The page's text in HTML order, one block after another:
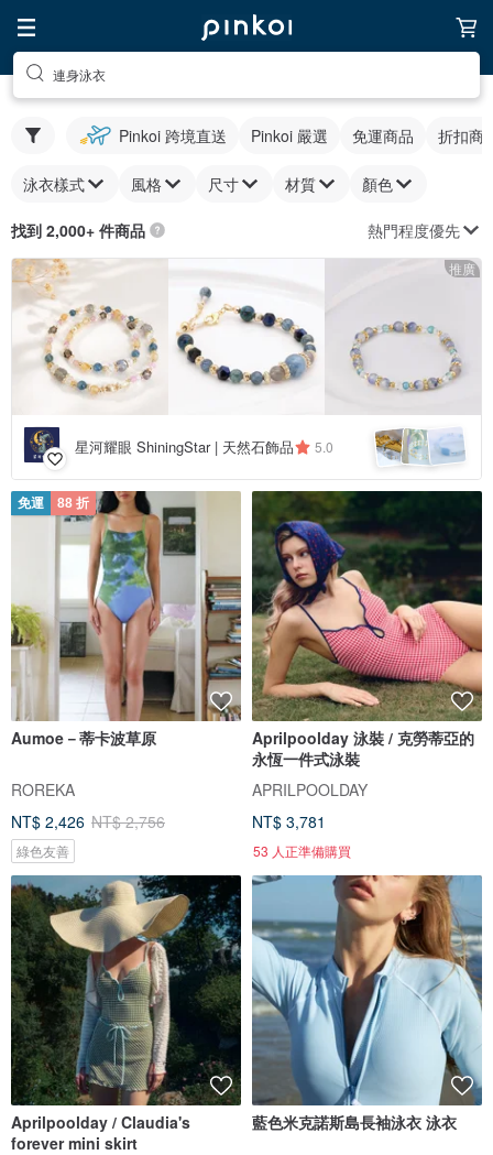
連身泳衣
Pinkoi 跨境直送 Pinkoi 嚴選 免運商品 折扣商
泳衣樣式 風格 尺寸 材質 顏色
找到 2,000+ 件商品 熱門程度優先
推廣
星河耀眼 ShiningStar | 天然石飾品 5.0
免運 88 折
Aumoe－蒂卡波草原
ROREKA
NT$ 2,426 NT$ 2,756
綠色友善
Aprilpoolday 泳裝 / 克勞蒂亞的
永恆一件式泳裝
APRILPOOLDAY
NT$ 3,781
53 人正準備購買
Aprilpoolday / Claudia's
forever mini skirt
藍色米克諾斯島長袖泳衣 泳衣